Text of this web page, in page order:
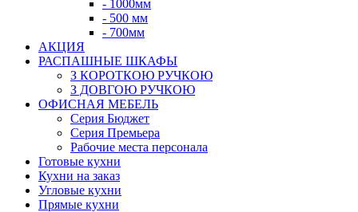
- 1000мм
- 500 мм
- 700мм
АКЦИЯ
РАСПАШНЫЕ ШКАФЫ
З КОРОТКОЮ РУЧКОЮ
З ДОВГОЮ РУЧКОЮ
ОФИСНАЯ МЕБЕЛЬ
Серия Бюджет
Серия Премьера
Рабочие места персонала
Готовые кухни
Кухни на заказ
Угловые кухни
Прямые кухни